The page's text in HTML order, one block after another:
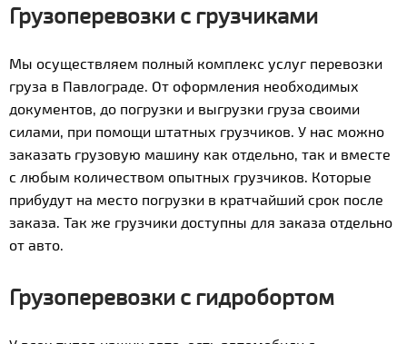
Грузоперевозки с грузчиками
Мы осуществляем полный комплекс услуг перевозки
груза в Павлограде. От оформления необходимых
документов, до погрузки и выгрузки груза своими
силами, при помощи штатных грузчиков. У нас можно
заказать грузовую машину как отдельно, так и вместе
с любым количеством опытных грузчиков. Которые
прибудут на место погрузки в кратчайший срок после
заказа. Так же грузчики доступны для заказа отдельно
от авто.
Грузоперевозки с гидробортом